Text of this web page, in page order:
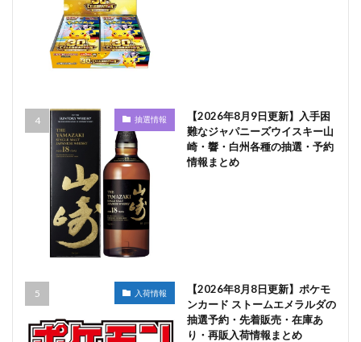
抽選情報
【2026年8月9日更新】入手困
難なジャパニーズウイスキー山
崎・響・白州各種の抽選・予約
情報まとめ
入荷情報
【2026年8月8日更新】ポケモ
ンカード ストームエメラルダの
抽選予約・先着販売・在庫あ
り・再販入荷情報まとめ